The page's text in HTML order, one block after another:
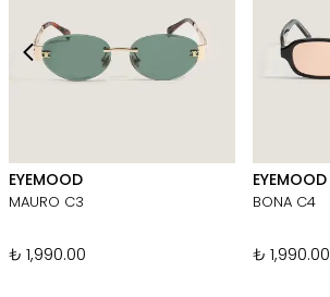
EYEMOOD
MAURO C3
₺ 1,990.00
EYEMOOD
BONA C4
₺ 1,990.00